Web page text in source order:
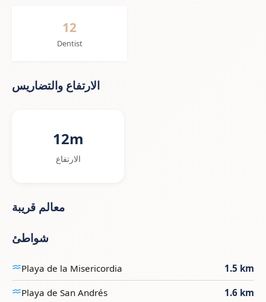
12
Dentist
الارتفاع والتضاريس
12m
الارتفاع
معالم قريبة
شواطئ
Playa de la Misericordia 1.5 km
Playa de San Andrés 1.6 km